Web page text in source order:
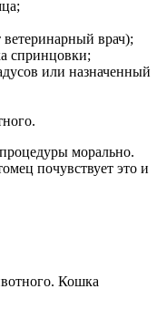
ветеринарный врач);
спринцовки;
или назначенный
морально.
почувствует это и
Кошка